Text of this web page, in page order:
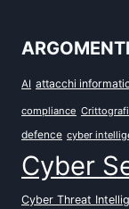
ARGOMENTI
AI attacchi
compliance
defence cyber
Cyber
Cyber Threat